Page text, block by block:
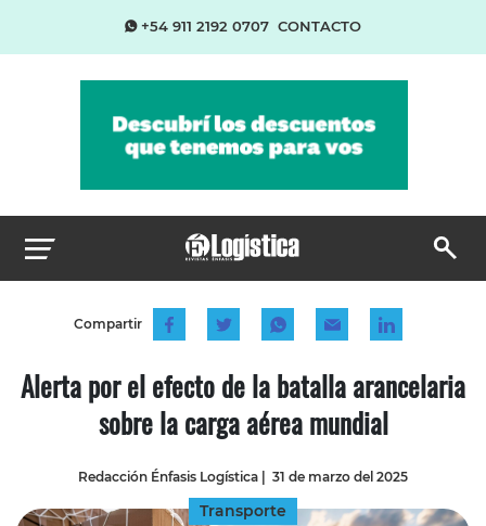
+54 911 2192 0707 CONTACTO
Compartir
Alerta por el efecto de la batalla arancelaria
sobre la carga aérea mundial
Redacción Énfasis Logística | 31 de marzo del 2025
Transporte